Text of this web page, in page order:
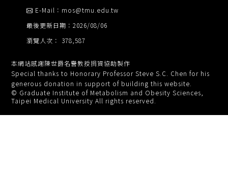
瀏覽人次： 378,587
E-Mail：mos@tmu.edu.tw
最後更新日期：2026/08/06
本網站感謝陳世爵名譽教授捐資協助製作
Special thanks to Honorary Professor Steve S.C. Chen for his
generous donation in support of building this website.
© Graduate Institute of Metabolism and Obesity Sciences,
Taipei Medical University All rights reserved.